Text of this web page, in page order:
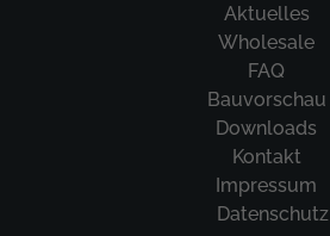
Aktuelles
Wholesale
FAQ
Bauvorschau
Downloads
Kontakt
Impressum
Datenschutz